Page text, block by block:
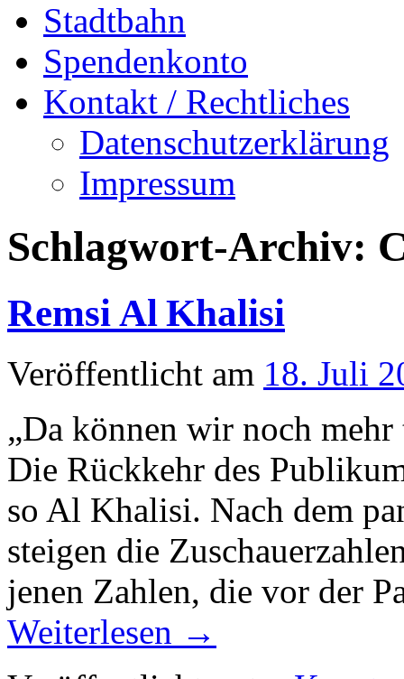
Stadtbahn
Spendenkonto
Kontakt / Rechtliches
Datenschutzerklärung
Impressum
Schlagwort-Archiv:
Remsi Al Khalisi
Veröffentlicht am 18. Juli
„Da können wir noch
Die Rückkehr des
so Al Khalisi. Nach dem
steigen die
jenen Zahlen, die vor der
Weiterlesen →